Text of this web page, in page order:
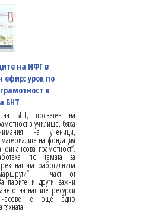
на ИФГ в
ефир: урок по
в
БНТ
БНТ, посветен на
в училище, бяха
на ученици,
на фондация
финансова грамотност“.
по темата за
нашата работилница
– част от
парите и други важни
на нашите ресурси
часове е още едно
тяхната